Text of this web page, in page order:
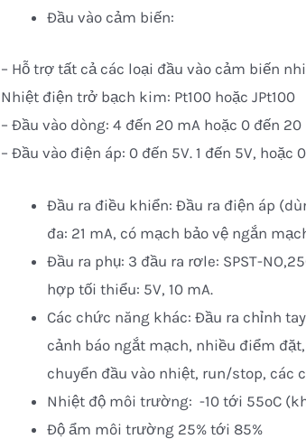
Đầu vào cảm biến:
– Hỗ trợ tất cả các loại đầu vào cảm biến
Nhiệt điện trở bạch kim: Pt100 hoặc JPt100
– Đầu vào dòng: 4 đến 20 mA hoặc 0 đến 20
– Đầu vào điện áp: 0 đến 5V. 1 đến 5V, hoặc
Đầu ra điều khiển: Đầu ra điện áp
đa: 21 mA, có mạch bảo vệ ngắn
Đầu ra phụ: 3 đầu ra rơle: SPST-
hợp tối thiểu: 5V, 10 mA.
Các chức năng khác: Đầu ra chỉnh
cảnh báo ngắt mạch, nhiều điểm
chuyển đầu vào nhiệt, run/stop, các
Nhiệt độ môi trường: -10 tới 55oC
Độ ẩm môi trường 25% tới 85%